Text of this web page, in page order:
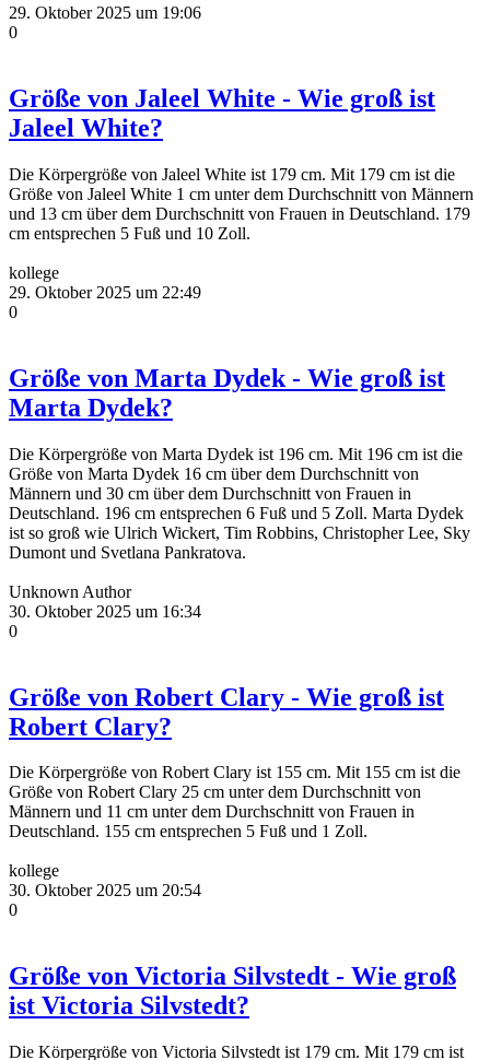
29. Oktober 2025 um 19:06
0
Größe von Jaleel White - Wie groß ist
Jaleel White?
Die Körpergröße von Jaleel White ist 179 cm. Mit 179 cm ist die
Größe von Jaleel White 1 cm unter dem Durchschnitt von Männern
und 13 cm über dem Durchschnitt von Frauen in Deutschland. 179
cm entsprechen 5 Fuß und 10 Zoll.
kollege
29. Oktober 2025 um 22:49
0
Größe von Marta Dydek - Wie groß ist
Marta Dydek?
Die Körpergröße von Marta Dydek ist 196 cm. Mit 196 cm ist die
Größe von Marta Dydek 16 cm über dem Durchschnitt von
Männern und 30 cm über dem Durchschnitt von Frauen in
Deutschland. 196 cm entsprechen 6 Fuß und 5 Zoll. Marta Dydek
ist so groß wie Ulrich Wickert, Tim Robbins, Christopher Lee, Sky
Dumont und Svetlana Pankratova.
Unknown Author
30. Oktober 2025 um 16:34
0
Größe von Robert Clary - Wie groß ist
Robert Clary?
Die Körpergröße von Robert Clary ist 155 cm. Mit 155 cm ist die
Größe von Robert Clary 25 cm unter dem Durchschnitt von
Männern und 11 cm unter dem Durchschnitt von Frauen in
Deutschland. 155 cm entsprechen 5 Fuß und 1 Zoll.
kollege
30. Oktober 2025 um 20:54
0
Größe von Victoria Silvstedt - Wie groß
ist Victoria Silvstedt?
Die Körpergröße von Victoria Silvstedt ist 179 cm. Mit 179 cm ist